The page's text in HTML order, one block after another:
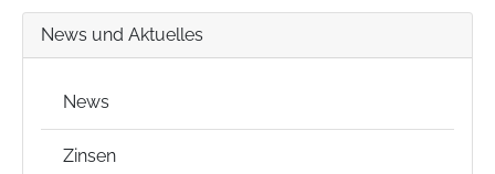
News und Aktuelles
News
Zinsen